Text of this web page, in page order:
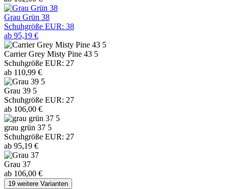
Grau Grün 38
Schuhgröße EUR: 38
ab 95,19 €
Carrier Grey Misty Pine 43 5
Schuhgröße EUR: 27
ab 110,99 €
Grau 39 5
Schuhgröße EUR: 27
ab 106,00 €
grau grün 37 5
Schuhgröße EUR: 27
ab 95,19 €
Grau 37
ab 106,00 €
19 weitere Varianten